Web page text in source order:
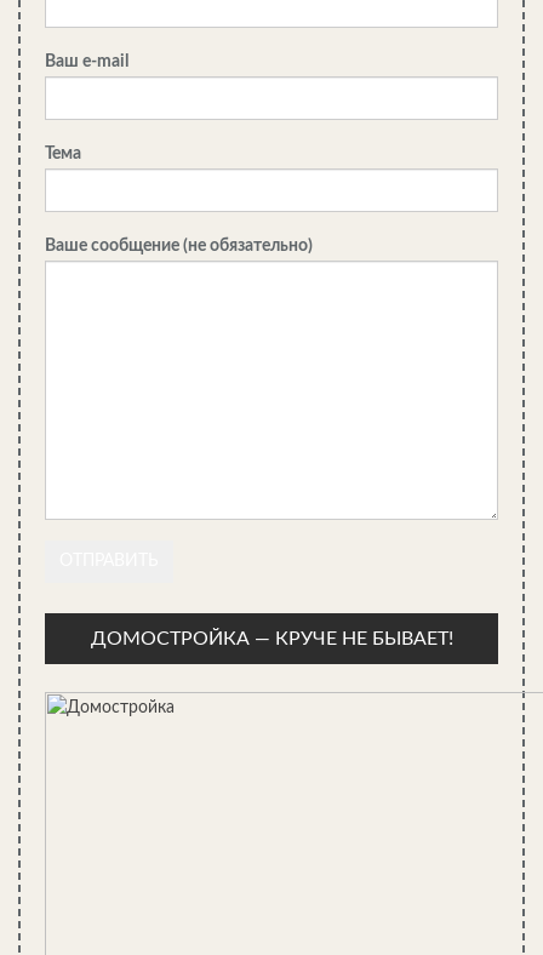
Ваш e-mail
Тема
Ваше сообщение (не обязательно)
ДОМОСТРОЙКА — КРУЧЕ НЕ БЫВАЕТ!